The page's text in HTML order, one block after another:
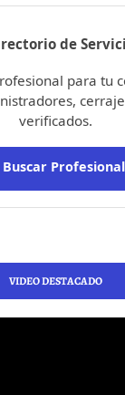
de
para tu
verificados.
Buscar Profesional
VIDEO DESTACADO